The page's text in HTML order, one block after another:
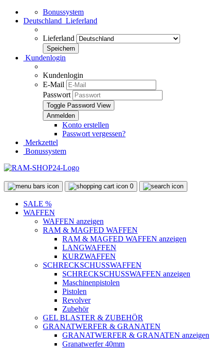
Bonussystem
Deutschland Lieferland
Lieferland
Kundenlogin
Kundenlogin
E-Mail
Passwort
Toggle Password View
Konto erstellen
Passwort vergessen?
Merkzettel
Bonussystem
0
SALE %
WAFFEN
WAFFEN anzeigen
RAM & MAGFED WAFFEN
RAM & MAGFED WAFFEN anzeigen
LANGWAFFEN
KURZWAFFEN
SCHRECKSCHUSSWAFFEN
SCHRECKSCHUSSWAFFEN anzeigen
Maschinenpistolen
Pistolen
Revolver
Zubehör
GEL BLASTER & ZUBEHÖR
GRANATWERFER & GRANATEN
GRANATWERFER & GRANATEN anzeigen
Granatwerfer 40mm